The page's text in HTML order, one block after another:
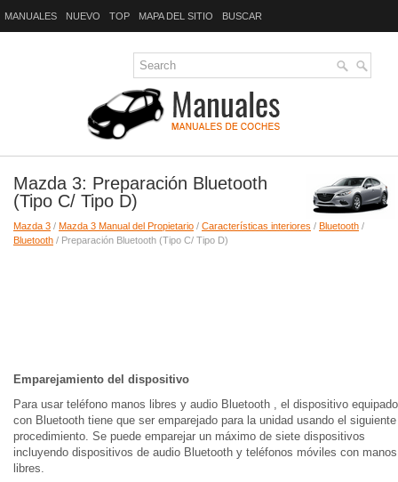
MANUALES NUEVO TOP MAPA DEL SITIO BUSCAR
Mazda 3: Preparación Bluetooth
(Tipo C/ Tipo D)
Mazda 3 / Mazda 3 Manual del Propietario / Características interiores / Bluetooth /
Bluetooth / Preparación Bluetooth (Tipo C/ Tipo D)
Emparejamiento del dispositivo
Para usar teléfono manos libres y audio Bluetooth , el dispositivo equipado
con Bluetooth tiene que ser emparejado para la unidad usando el siguiente
procedimiento. Se puede emparejar un máximo de siete dispositivos
incluyendo dispositivos de audio Bluetooth y teléfonos móviles con manos
libres.